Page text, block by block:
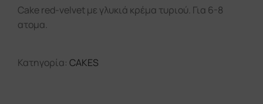
Cake red-velvet με γλυκιά κρέμα τυριού. Για 6-8
ατομα.
Κατηγορία: CAKES